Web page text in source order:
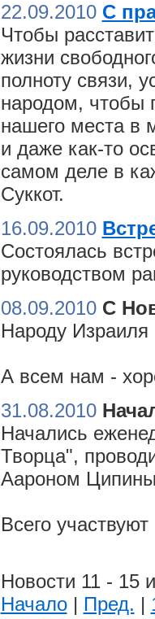
22.09.2010 С
Чтобы
жизни
полноту связи,
народом, чтобы
нашего места в
и даже как-то
самом деле в
Суккот.
16.09.2010
Состоялась
руководством
08.09.2010 С
Народу Израиля
А всем нам -
31.08.2010
Начались
Творца",
Аароном
Всего
Новости 11 - 15
Начало| Пред. |